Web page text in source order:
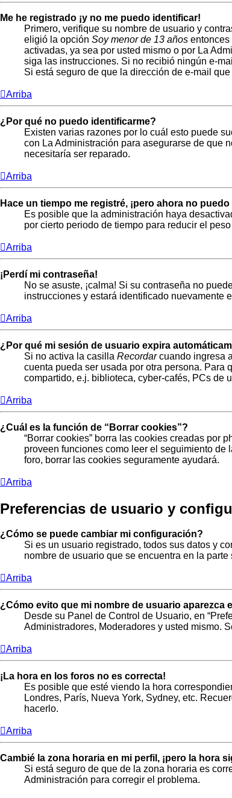
Me he registrado ¡y no me puedo identificar!
Primero, verifique su nombre de usuario y
eligió la opción Soy menor de 13 años entonces
activadas, ya sea por usted mismo o por La
siga las instrucciones. Si no recibió ningún e-
Si está seguro de que la dirección de e-mail
Arriba
¿Por qué no puedo identificarme?
Existen varias razones por lo cuál esto puede
con La Administración para asegurarse de que
necesitaría ser reparado.
Arriba
Hace un tiempo me registré, ¡pero ahora no
Es posible que la administración haya
por cierto periodo de tiempo para reducir el
Arriba
¡Perdí mi contraseña!
No se asuste, ¡calma! Si su contraseña no
instrucciones y estará identificado nuevamente
Arriba
¿Por qué mi sesión de usuario expira
Si no activa la casilla Recordarcuando ingresa
cuenta pueda ser usada por otra persona. Para
compartido, e.j. biblioteca, cyber-cafés, PCs de
Arriba
¿Cuál es la función de “Borrar cookies”?
“Borrar cookies” borra las cookies creadas por
proveen funciones como leer el seguimiento
foro, borrar las cookies seguramente ayudará.
Arriba
Preferencias de usuario y
¿Cómo se puede cambiar mi configuración?
Si es un usuario registrado, todos sus datos y
nombre de usuario que se encuentra en la
Arriba
¿Cómo evito que mi nombre de usuario aparezca
Desde su Panel de Control de Usuario, en
Administradores, Moderadores y usted mismo.
Arriba
¡La hora en los foros no es correcta!
Es posible que esté viendo la hora
Londres, París, Nueva York, Sydney, etc.
hacerlo.
Arriba
Cambié la zona horaria en mi perfil, ¡pero la hora
Si está seguro de que de la zona horaria es
Administración para corregir el problema.